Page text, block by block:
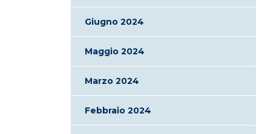
Giugno 2024
Maggio 2024
Marzo 2024
Febbraio 2024